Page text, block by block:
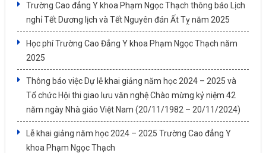
Trường Cao đẳng Y khoa Phạm Ngọc Thạch thông báo Lịch
nghỉ Tết Dương lịch và Tết Nguyên đán Ất Tỵ năm 2025
Học phí Trường Cao Đẳng Y khoa Phạm Ngọc Thạch năm
2025
Thông báo việc Dự lễ khai giảng năm học 2024 – 2025 và
Tổ chức Hội thi giao lưu văn nghệ Chào mừng kỷ niệm 42
năm ngày Nhà giáo Việt Nam (20/11/1982 – 20/11/2024)
Lễ khai giảng năm học 2024 – 2025 Trường Cao đẳng Y
khoa Phạm Ngọc Thạch